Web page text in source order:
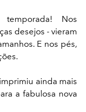
Nos
desejos - vieram
E nos pés,
ainda mais
a fabulosa nova